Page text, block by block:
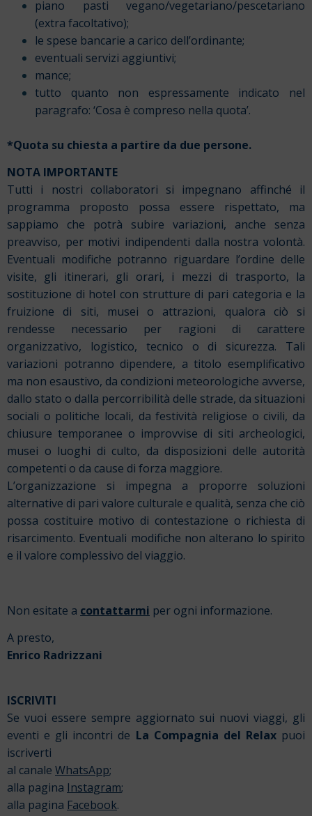
piano pasti vegano/vegetariano/pescetariano
(extra facoltativo);
le spese bancarie a carico dell’ordinante;
eventuali servizi aggiuntivi;
mance;
tutto quanto non espressamente indicato nel
paragrafo: ‘Cosa è compreso nella quota’.
*Quota su chiesta a partire da due persone.
NOTA IMPORTANTE
Tutti i nostri collaboratori si impegnano affinché il
programma proposto possa essere rispettato, ma
sappiamo che potrà subire variazioni, anche senza
preavviso, per motivi indipendenti dalla nostra volontà.
Eventuali modifiche potranno riguardare l’ordine delle
visite, gli itinerari, gli orari, i mezzi di trasporto, la
sostituzione di hotel con strutture di pari categoria e la
fruizione di siti, musei o attrazioni, qualora ciò si
rendesse necessario per ragioni di carattere
organizzativo, logistico, tecnico o di sicurezza. Tali
variazioni potranno dipendere, a titolo esemplificativo
ma non esaustivo, da condizioni meteorologiche avverse,
dallo stato o dalla percorribilità delle strade, da situazioni
sociali o politiche locali, da festività religiose o civili, da
chiusure temporanee o improvvise di siti archeologici,
musei o luoghi di culto, da disposizioni delle autorità
competenti o da cause di forza maggiore.
L’organizzazione si impegna a proporre soluzioni
alternative di pari valore culturale e qualità, senza che ciò
possa costituire motivo di contestazione o richiesta di
risarcimento. Eventuali modifiche non alterano lo spirito
e il valore complessivo del viaggio.
Non esitate a contattarmi per ogni informazione.
A presto,
Enrico Radrizzani
ISCRIVITI
Se vuoi essere sempre aggiornato sui nuovi viaggi, gli
eventi e gli incontri de La Compagnia del Relax puoi
iscriverti
al canale WhatsApp;
alla pagina Instagram;
alla pagina Facebook.